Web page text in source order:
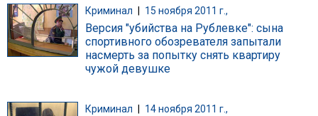
Криминал 15 ноября 2011 г.,
Версия "убийства на Рублевке": сына
спортивного обозревателя запытали
насмерть за попытку снять квартиру
чужой девушке
Криминал 14 ноября 2011 г.,